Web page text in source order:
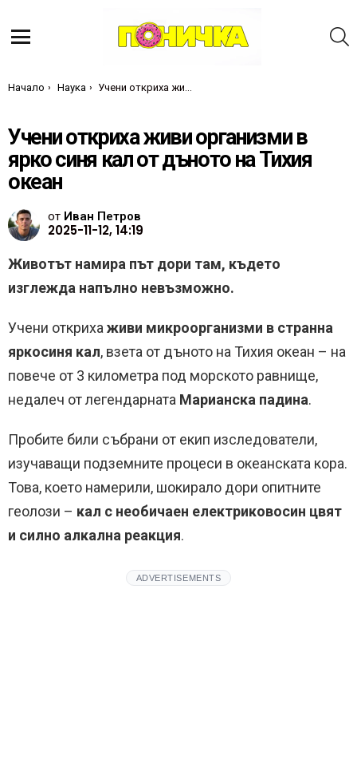
Ти си тук:
Начало Наука Учени откриха живи организми в ярко синя кал от дъното на Тихия океан
Учени откриха живи организми в
ярко синя кал от дъното на Тихия
океан
от Иван Петров
2025-11-12, 14:19
Животът намира път дори там, където
изглежда напълно невъзможно.
Учени откриха живи микроорганизми в странна
яркосиня кал, взета от дъното на Тихия океан – на
повече от 3 километра под морското равнище,
недалеч от легендарната Марианска падина.
Пробите били събрани от екип изследователи,
изучаващи подземните процеси в океанската кора.
Това, което намерили, шокирало дори опитните
геолози – кал с необичаен електриковосин цвят
и силно алкална реакция.
ADVERTISEMENTS